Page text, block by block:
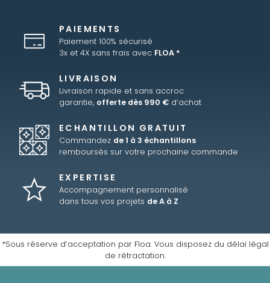
PAIEMENTS
Paiement 100% sécurisé
3x et 4X sans frais avec FLOA *
LIVRAISON
Livraison rapide et sans accroc
garantie, offerte dès 990 € d’achat
ECHANTILLON GRATUIT
Commandez de 1 à 3 échantillons
remboursés sur votre prochaine commande
EXPERTISE
Accompagnement personnalisé
dans tous vos projets de A à Z
*Sous réserve d’acceptation par Floa. Vous disposez du délai légal
de rétractation.